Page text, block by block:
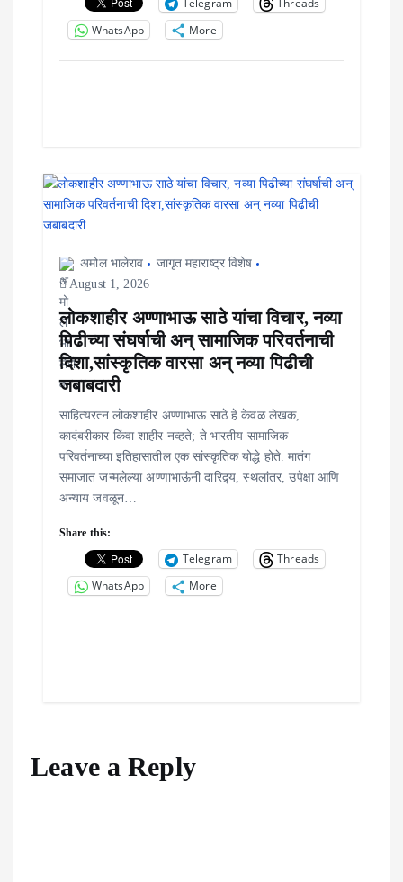
WhatsApp
More
अमोल भालेराव
जागृत महाराष्ट्र विशेष
August 1, 2026
लोकशाहीर अण्णाभाऊ साठे यांचा विचार, नव्या
पिढीच्या संघर्षाची अन् सामाजिक परिवर्तनाची
दिशा,सांस्कृतिक वारसा अन् नव्या पिढीची
जबाबदारी
साहित्यरत्न लोकशाहीर अण्णाभाऊ साठे हे केवळ लेखक,
कादंबरीकार किंवा शाहीर नव्हते; ते भारतीय सामाजिक
परिवर्तनाच्या इतिहासातील एक सांस्कृतिक योद्धे होते. मातंग
समाजात जन्मलेल्या अण्णाभाऊंनी दारिद्र्य, स्थलांतर, उपेक्षा आणि
अन्याय जवळून…
Share this:
Telegram
Threads
WhatsApp
More
Leave a Reply